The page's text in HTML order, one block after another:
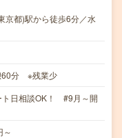
京都)駅から徒歩6分／水
60分 ※残業少
日相談OK！ #9月～開